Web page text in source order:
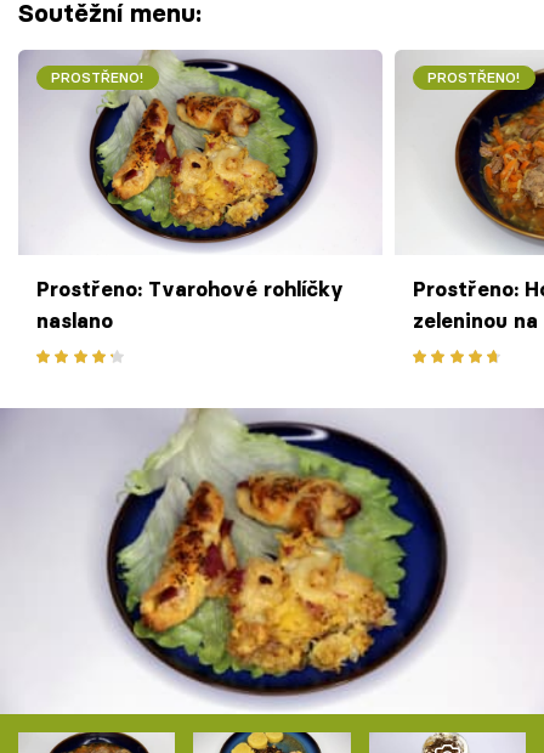
Soutěžní menu:
PROSTŘENO!
Prostřeno: Tvarohové rohlíčky
naslano
PROSTŘENO!
Prostřeno:
zeleninou
knedlíčky